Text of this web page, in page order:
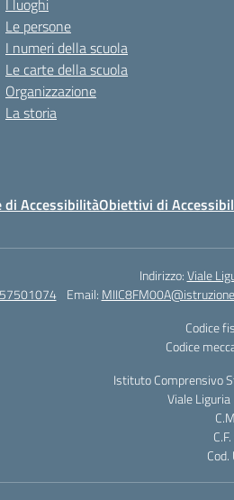
I luoghi
Le persone
I numeri della scuola
Le carte della scuola
Organizzazione
La storia
di AccessibilitàObiettivi di
Indirizzo:Viale
Email:
Codice
Codice
Istituto Comprensivo
Viale
Cod.